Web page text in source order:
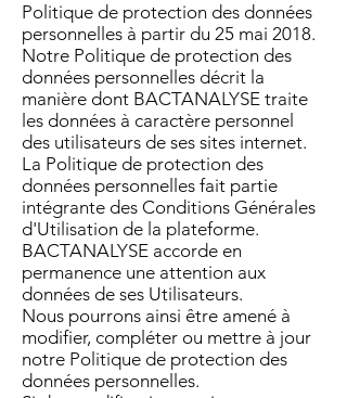
Politique de protection des données
personnelles à partir du 25 mai 2018.
Notre Politique de protection des
données personnelles décrit la
manière dont BACTANALYSE traite
les données à caractère personnel
des utilisateurs de ses sites internet.
La Politique de protection des
données personnelles fait partie
intégrante des Conditions Générales
d'Utilisation de la plateforme.
BACTANALYSE accorde en
permanence une attention aux
données de ses Utilisateurs.
Nous pourrons ainsi être amené à
modifier, compléter ou mettre à jour
notre Politique de protection des
données personnelles.